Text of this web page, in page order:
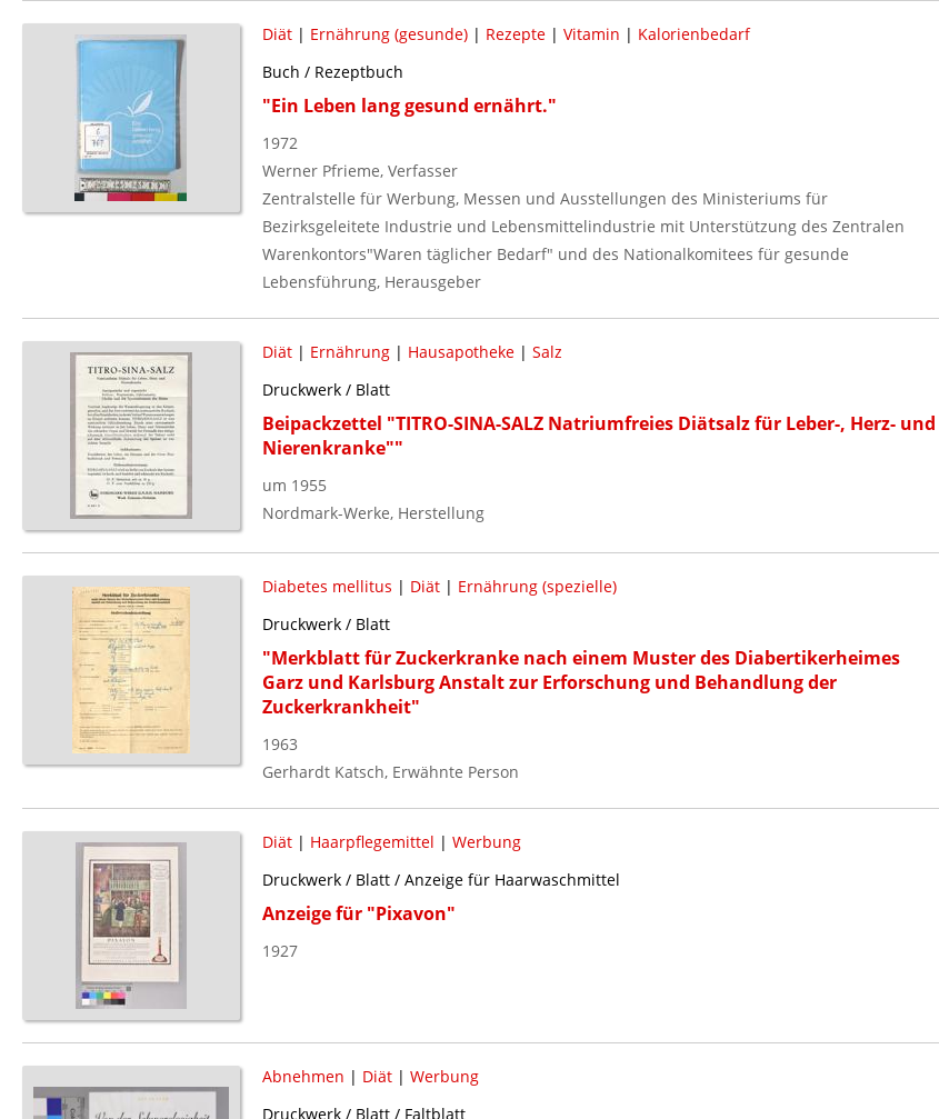
Diät| Ernährung (gesunde)| Rezepte| Vitamin | Kalorienbedarf
Buch / Rezeptbuch
"Ein Leben lang gesund ernährt."
1972
Werner Pfrieme, Verfasser
Zentralstelle für Werbung, Messen und Ausstellungen des Ministeriums für
Bezirksgeleitete Industrie und Lebensmittelindustrie mit Unterstützung des Zentralen
Warenkontors"Waren täglicher Bedarf" und des Nationalkomitees für gesunde
Lebensführung, Herausgeber
Diät| Ernährung| Hausapotheke| Salz
Druckwerk / Blatt
Beipackzettel "TITRO-SINA-SALZ Natriumfreies Diätsalz für Leber-, Herz- und
Nierenkranke""
um 1955
Nordmark-Werke, Herstellung
Diabetes mellitus | Diät| Ernährung (spezielle)
Druckwerk / Blatt
"Merkblatt für Zuckerkranke nach einem Muster des Diabertikerheimes
Garz und Karlsburg Anstalt zur Erforschung und Behandlung der
Zuckerkrankheit"
1963
Gerhardt Katsch, Erwähnte Person
Diät| Haarpflegemittel | Werbung
Druckwerk / Blatt / Anzeige für Haarwaschmittel
Anzeige für "Pixavon"
1927
Abnehmen | Diät| Werbung
Druckwerk / Blatt / Faltblatt